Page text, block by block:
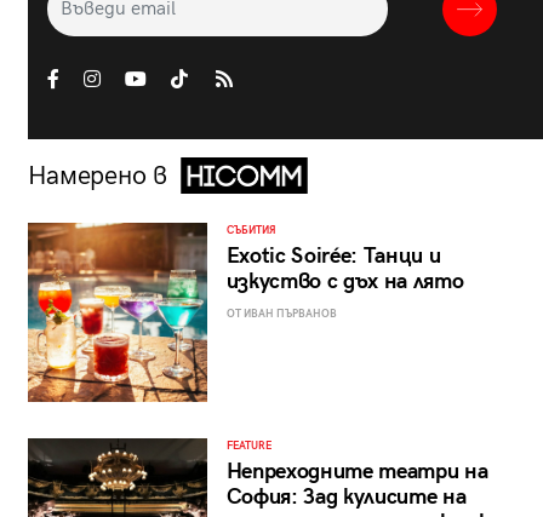
Намерено в
СЪБИТИЯ
Exotic Soirée: Танци и
изкуство с дъх на лято
ОТ ИВАН ПЪРВАНОВ
FEATURE
Непреходните театри на
София: Зад кулисите на